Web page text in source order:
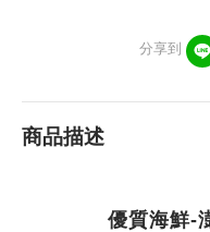
分享到
商品描述
優質海鮮-